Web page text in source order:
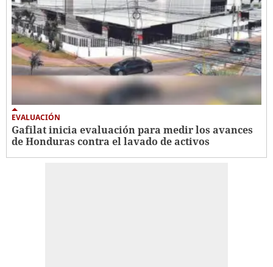
EVALUACIÓN
Gafilat inicia evaluación para medir los avances
de Honduras contra el lavado de activos